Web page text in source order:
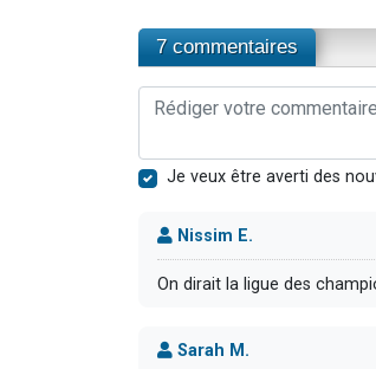
7 commentaires
Je veux être averti des
Nissim E.
On dirait la ligue des
Sarah M.